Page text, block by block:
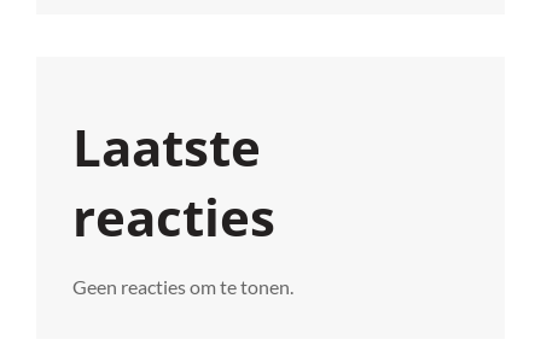
Laatste
reacties
Geen reacties om te tonen.